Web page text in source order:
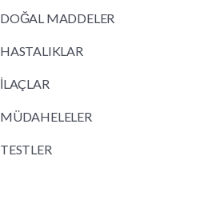
DOĞAL MADDELER
HASTALIKLAR
İLAÇLAR
MÜDAHELELER
TESTLER